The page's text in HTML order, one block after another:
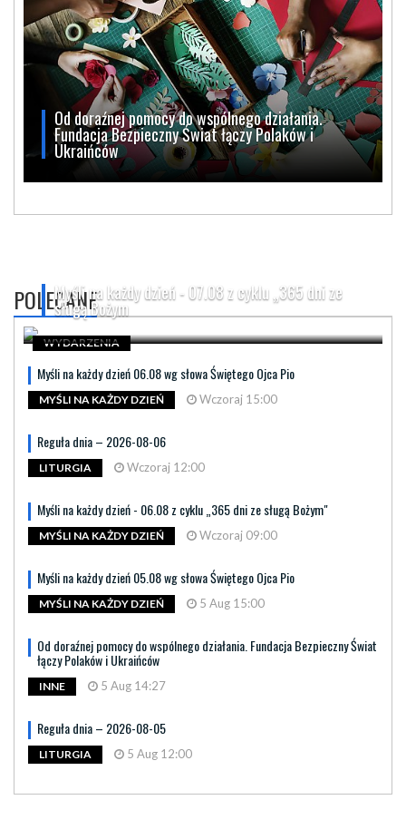
Od doraźnej pomocy do wspólnego działania.
Fundacja Bezpieczny Świat łączy Polaków i
Ukraińców
POLECANEMyśli na każdy dzień - 07.08 z cyklu „365 dni ze
sługą Bożym
WYDARZENIA
Myśli na każdy dzień 06.08 wg słowa Świętego Ojca Pio
MYŚLI NA KAŻDY DZIEŃ Wczoraj 15:00
Reguła dnia – 2026-08-06
LITURGIA Wczoraj 12:00
Myśli na każdy dzień - 06.08 z cyklu „365 dni ze sługą Bożym"
MYŚLI NA KAŻDY DZIEŃ Wczoraj 09:00
Myśli na każdy dzień 05.08 wg słowa Świętego Ojca Pio
MYŚLI NA KAŻDY DZIEŃ 5 Aug 15:00
Od doraźnej pomocy do wspólnego działania. Fundacja Bezpieczny Świat
łączy Polaków i Ukraińców
INNE 5 Aug 14:27
Reguła dnia – 2026-08-05
LITURGIA 5 Aug 12:00